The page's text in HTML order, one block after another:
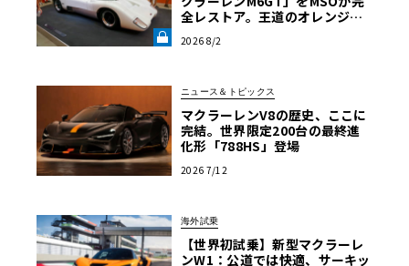
全レストア。王道のオレンジで
【グッドウッドFoS 2026】《LE
2026 8/2
ニュース＆トピックス
マクラーレンV8の歴史、ここに
完結。世界限定200台の最終進
化形「788HS」登場
2026 7/12
海外試乗
【世界初試乗】新型マクラーレ
ンW1：公道では快適、サーキッ